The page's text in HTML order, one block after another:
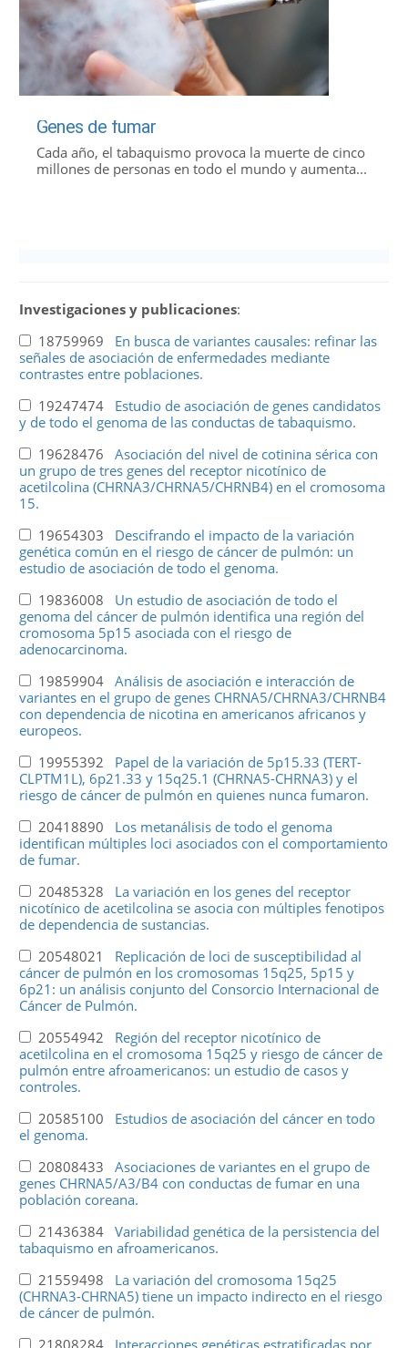
Genes de fumar
Cada año, el tabaquismo provoca la muerte de cinco
millones de personas en todo el mundo y aumenta...
Investigaciones y publicaciones:
18759969 En busca de variantes causales: refinar las
señales de asociación de enfermedades mediante
contrastes entre poblaciones.
19247474 Estudio de asociación de genes candidatos
y de todo el genoma de las conductas de tabaquismo.
19628476 Asociación del nivel de cotinina sérica con
un grupo de tres genes del receptor nicotínico de
acetilcolina (CHRNA3/CHRNA5/CHRNB4) en el cromosoma
15.
19654303 Descifrando el impacto de la variación
genética común en el riesgo de cáncer de pulmón: un
estudio de asociación de todo el genoma.
19836008 Un estudio de asociación de todo el
genoma del cáncer de pulmón identifica una región del
cromosoma 5p15 asociada con el riesgo de
adenocarcinoma.
19859904 Análisis de asociación e interacción de
variantes en el grupo de genes CHRNA5/CHRNA3/CHRNB4
con dependencia de nicotina en americanos africanos y
europeos.
19955392 Papel de la variación de 5p15.33 (TERT-
CLPTM1L), 6p21.33 y 15q25.1 (CHRNA5-CHRNA3) y el
riesgo de cáncer de pulmón en quienes nunca fumaron.
20418890 Los metanálisis de todo el genoma
identifican múltiples loci asociados con el comportamiento
de fumar.
20485328 La variación en los genes del receptor
nicotínico de acetilcolina se asocia con múltiples fenotipos
de dependencia de sustancias.
20548021 Replicación de loci de susceptibilidad al
cáncer de pulmón en los cromosomas 15q25, 5p15 y
6p21: un análisis conjunto del Consorcio Internacional de
Cáncer de Pulmón.
20554942 Región del receptor nicotínico de
acetilcolina en el cromosoma 15q25 y riesgo de cáncer de
pulmón entre afroamericanos: un estudio de casos y
controles.
20585100 Estudios de asociación del cáncer en todo
el genoma.
20808433 Asociaciones de variantes en el grupo de
genes CHRNA5/A3/B4 con conductas de fumar en una
población coreana.
21436384 Variabilidad genética de la persistencia del
tabaquismo en afroamericanos.
21559498 La variación del cromosoma 15q25
(CHRNA3-CHRNA5) tiene un impacto indirecto en el riesgo
de cáncer de pulmón.
21808284 Interacciones genéticas estratificadas por